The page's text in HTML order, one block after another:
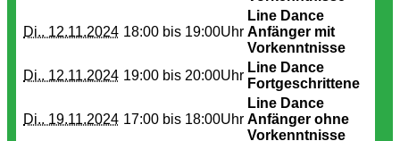
Di.. 12.11.2024 18:00 bis 19:00Uhr
Line Dance
Anfänger mit
Vorkenntnisse
Di.. 12.11.2024 19:00 bis 20:00Uhr
Line Dance
Fortgeschrittene
Di.. 19.11.2024 17:00 bis 18:00Uhr
Line Dance
Anfänger ohne
Vorkenntnisse